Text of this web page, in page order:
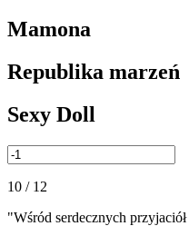
Mamona
Republika marzeń
Sexy Doll
10 / 12
"Wśród serdecznych